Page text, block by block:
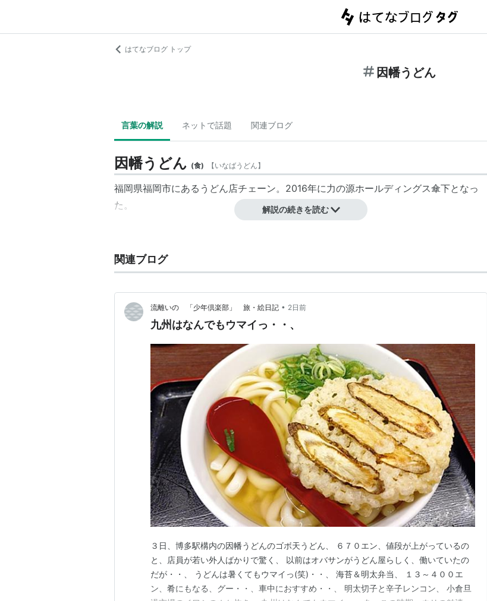
はてなブログ トップ
因幡うどん
言葉の解説 ネットで話題 関連ブログ
因幡うどん (食) 【いなばうどん】
福岡県福岡市にあるうどん店チェーン。2016年に力の源ホールディングス傘下となっ
た。
解説の続きを読む
関連ブログ
流離いの 「少年倶楽部」 旅・絵日記 • 2日前
九州はなんでもウマイっ・・、
３日、博多駅構内の因幡うどんのゴボ天うどん、 ６７０エン、値段が上がっているの
と、店員が若い外人ばかりで驚く、 以前はオバサンがうどん屋らしく、働いていたの
だが・・、 うどんは暑くてもウマイっ(笑)・・、 海苔＆明太弁当、 １３～４００エ
ン、肴にもなる、グー・・、車中におすすめ・・、 明太切子と辛子レンコン、 小倉旦